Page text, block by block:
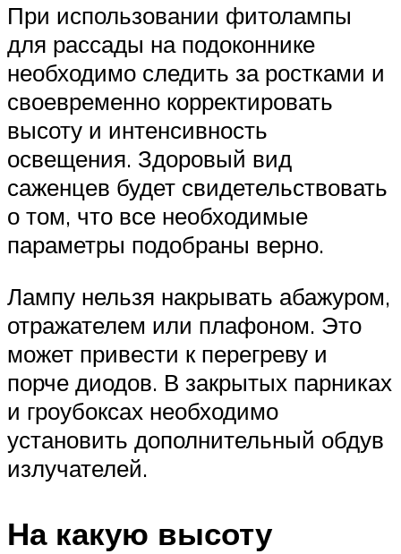
При использовании фитолампы
для рассады на подоконнике
необходимо следить за ростками и
своевременно корректировать
высоту и интенсивность
освещения. Здоровый вид
саженцев будет свидетельствовать
о том, что все необходимые
параметры подобраны верно.
Лампу нельзя накрывать абажуром,
отражателем или плафоном. Это
может привести к перегреву и
порче диодов. В закрытых парниках
и гроубоксах необходимо
установить дополнительный обдув
излучателей.
На какую высоту